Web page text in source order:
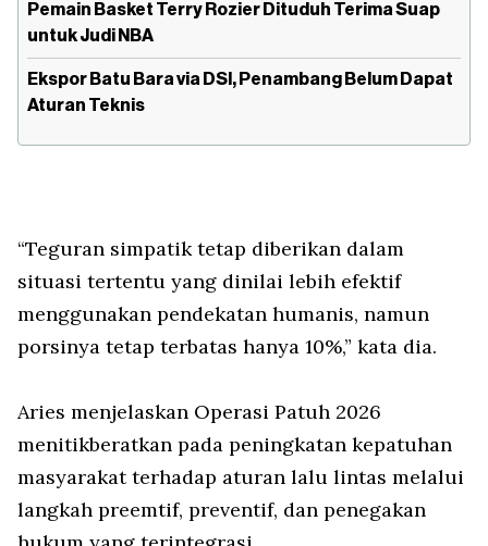
Pemain Basket Terry Rozier Dituduh Terima Suap
untuk Judi NBA
Ekspor Batu Bara via DSI, Penambang Belum Dapat
Aturan Teknis
“Teguran simpatik tetap diberikan dalam
situasi tertentu yang dinilai lebih efektif
menggunakan pendekatan humanis, namun
porsinya tetap terbatas hanya 10%,” kata dia.
Aries menjelaskan Operasi Patuh 2026
menitikberatkan pada peningkatan kepatuhan
masyarakat terhadap aturan lalu lintas melalui
langkah preemtif, preventif, dan penegakan